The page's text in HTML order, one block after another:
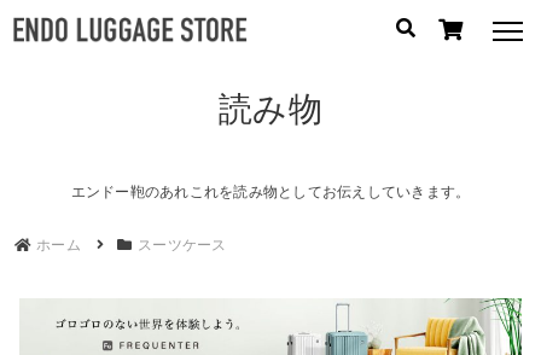
誕生日プレゼント
ブランドから探す
読み物
エンドー鞄のあれこれを読み物としてお伝えしていきます。
ホーム スーツケース